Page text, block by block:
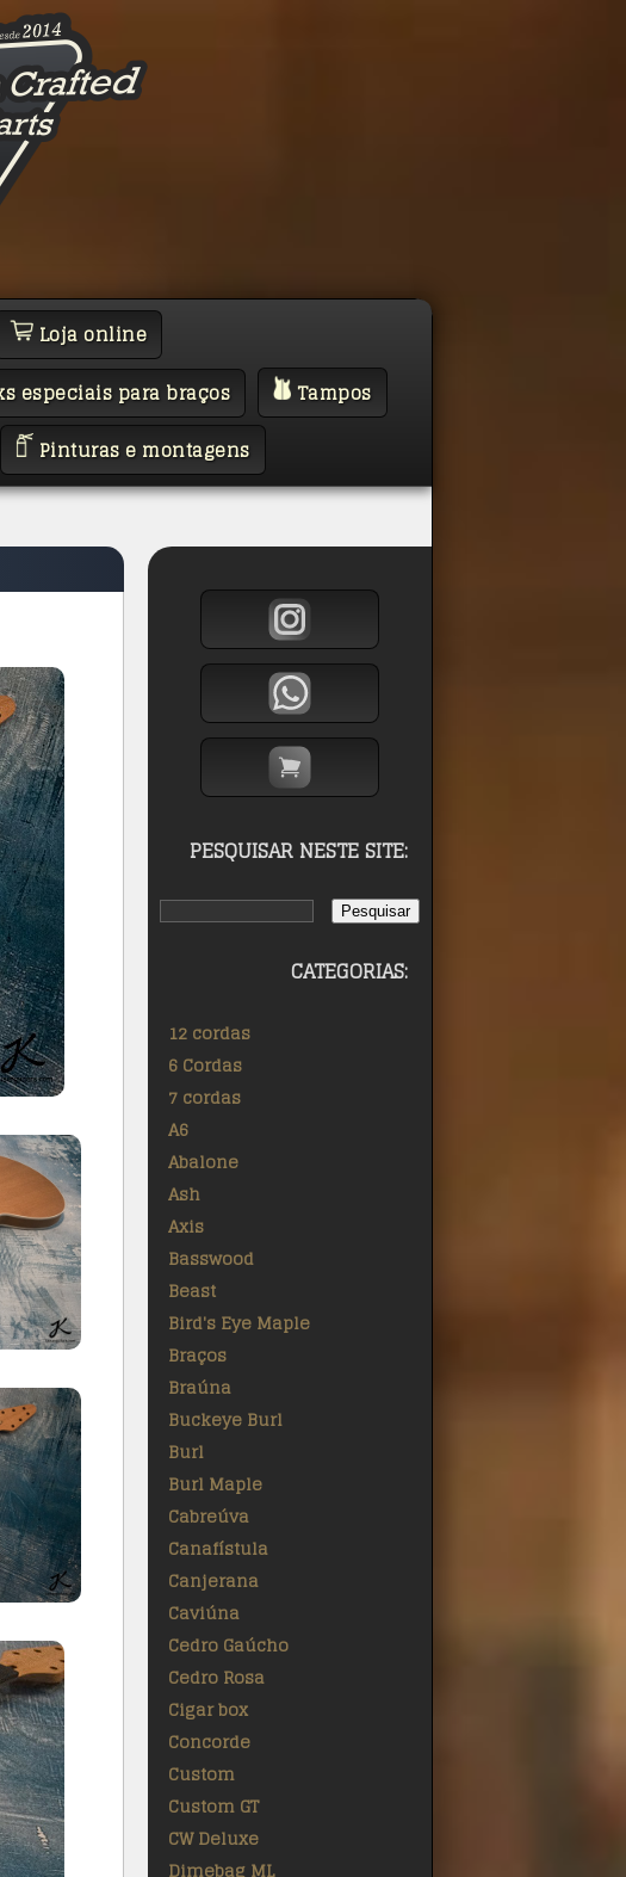
Loja online
especiais para braços
Tampos
Pinturas e montagens
PESQUISAR NESTE SITE:
CATEGORIAS:
12 cordas
6 Cordas
7 cordas
A6
Abalone
Ash
Axis
Basswood
Beast
Bird's Eye Maple
Braços
Braúna
Buckeye Burl
Burl
Burl Maple
Cabreúva
Canafístula
Canjerana
Caviúna
Cedro Gaúcho
Cedro Rosa
Cigar box
Concorde
Custom
Custom GT
CW Deluxe
Dimebag ML